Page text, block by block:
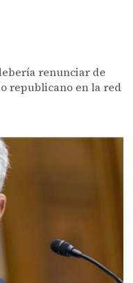
renunciar de
republicano en la red